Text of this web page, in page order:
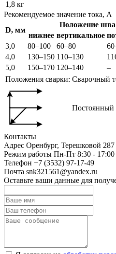
1,8 кг
Рекомендуемое значение тока, А
D, мм
Положение шва
нижнее вертикальное
3,0
80–100 60–80
4,0
130–150 110–130
5,0
150–170 120–140
–
Положения сварки: Сварочный
Постоянный
Контакты
Адрес Оренбург, Терешковой 287
Режим работы Пн-Пт 8:30 - 17:00
Телефон +7 (3532) 97-17-49
Почта snk321561@yandex.ru
Оставьте ваши данные для